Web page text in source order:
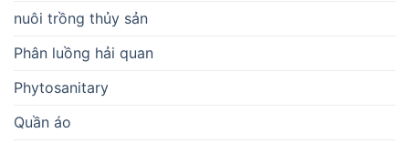
nuôi trồng thủy sản
Phân luồng hải quan
Phytosanitary
Quần áo